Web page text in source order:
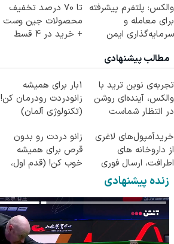
والکس: پلتفرم پیشرفته
برای معامله و
سرمایه‌گذاری ایمن
تا 70 درصد تخفیف
محصولات جین وست
+ خرید در 4 قسط
مطالب پیشنهادی
تجربه‌ی نوین ترید با
والکس، آینده‌ای روشن
در انتظار شماست
1بار برای همیشه
زانودردت رودرمان کن!
(تکنولوژی آلمان)
خریدآمپول‌های لاغری
از داروخانه های
اطرافت، ارسال فوری
همراه با پک یخ!
زانو دردت رو بدون
قرص برای همیشه
خوب کن! (قدم اول،
زنده پیشنهادی